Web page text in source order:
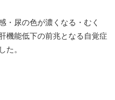
・尿の色が濃くなる・むく
機能低下の前兆となる自覚症
。